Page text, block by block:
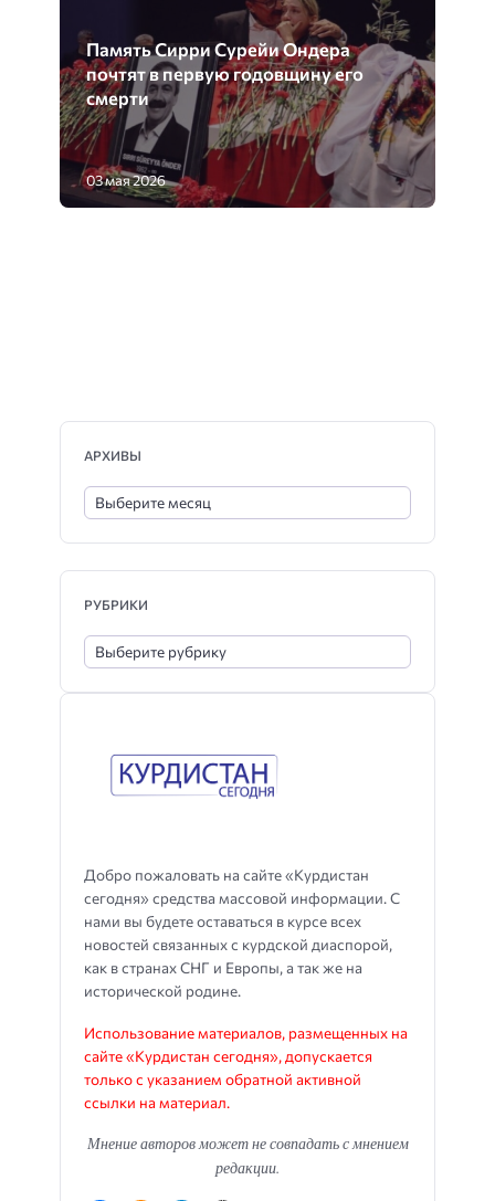
Память Сирри Сурейи Ондера
почтят в первую годовщину его
смерти
03 мая 2026
Добро пожаловать на сайте «Курдистан
сегодня» средства массовой информации. С
нами вы будете оставаться в курсе всех
новостей связанных с курдской диаспорой,
как в странах СНГ и Европы, а так же на
исторической родине.
Использование материалов, размещенных на
сайте «Курдистан сегодня», допускается
только с указанием обратной активной
ссылки на материал.
Мнение авторов может не совпадать с мнением
редакции.
АРХИВЫ
РУБРИКИ